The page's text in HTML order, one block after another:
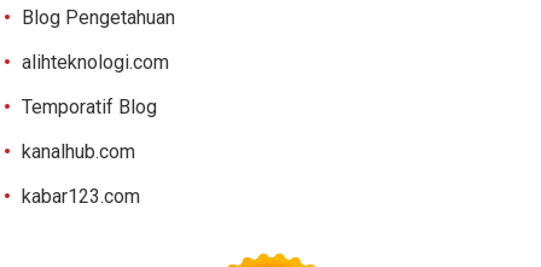
Blog Pengetahuan
alihteknologi.com
Temporatif Blog
kanalhub.com
kabar123.com